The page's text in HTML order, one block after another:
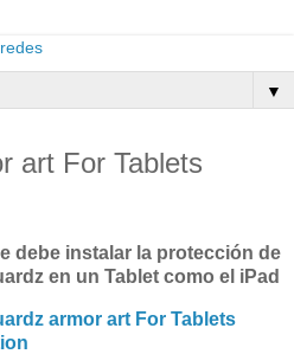
▼
art For Tablets
debe instalar la protección de
en un Tablet como el iPad
armor art For Tablets